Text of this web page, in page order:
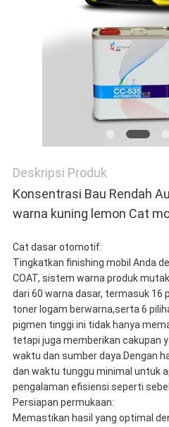
Deskripsi Produk
Konsentrasi Bau Rendah
warna kuning lemon Cat
Cat dasar otomotif:
Tingkatkan finishing mobil Anda
COAT, sistem warna produk
dari 60 warna dasar, termasuk 16
toner logam berwarna,serta 6
pigmen tinggi ini tidak hanya
tetapi juga memberikan cakupan
waktu dan sumber daya.Dengan
dan waktu tunggu minimal untuk
pengalaman efisiensi seperti
Persiapan permukaan:
Memastikan hasil yang optimal